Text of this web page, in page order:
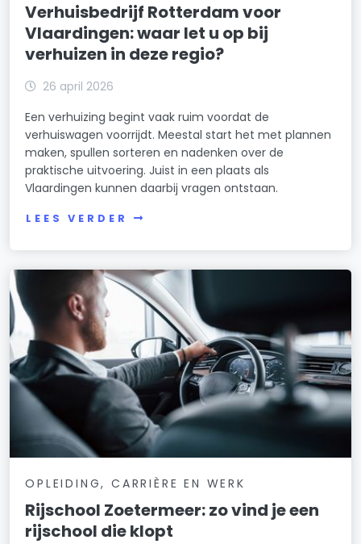
Verhuisbedrijf Rotterdam voor
Vlaardingen: waar let u op bij
verhuizen in deze regio?
26 april 2026
Een verhuizing begint vaak ruim voordat de
verhuiswagen voorrijdt. Meestal start het met plannen
maken, spullen sorteren en nadenken over de
praktische uitvoering. Juist in een plaats als
Vlaardingen kunnen daarbij vragen ontstaan.
LEES VERDER
OPLEIDING, CARRIÈRE EN WERK
Rijschool Zoetermeer: zo vind je een
rijschool die klopt